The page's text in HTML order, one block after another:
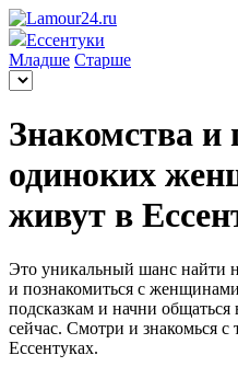
Ессентуки
Младше Старше
Знакомства и
одиноких
живут в
Это уникальный шанс найти
и познакомиться с
подсказкам и начни
сейчас. Смотри и знакомься с
Ессентуках.